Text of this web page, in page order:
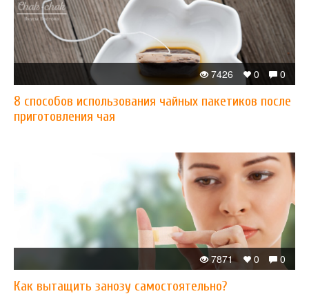
0
0
7426
8 способов использования чайных пакетиков после
приготовления чая
0
0
7871
Как вытащить занозу самостоятельно?